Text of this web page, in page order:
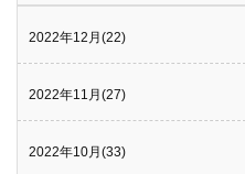
2022年12月(22)
2022年11月(27)
2022年10月(33)